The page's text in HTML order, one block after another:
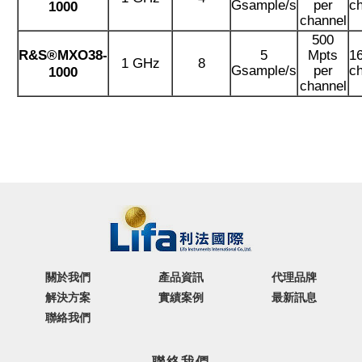
1000
Gsample/s
per
channel
R&S®MXO38-
1000
1 GHz 8
5
Gsample/s
500
Mpts
per
channel
關於我們 產品資訊
代理品牌
解決方案
實績案例
最新訊息
聯絡我們